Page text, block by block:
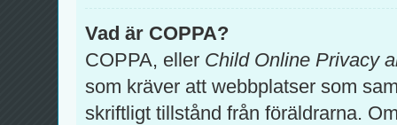
Vad är COPPA?
COPPA, eller Child Online Privacy
som kräver att webbplatser som
skriftligt tillstånd från föräldrarna.